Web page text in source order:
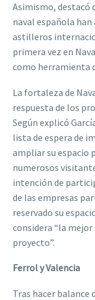
Asimismo, destacó
naval española
astilleros
primera vez en
como herramienta
La fortaleza de
respuesta de los
Según explicó
lista de espera de
ampliar su espacio
numerosos
intención de
de las empresas
reservado su
considera “la
proyecto”.
Ferrol y Valencia
Tras hacer balance